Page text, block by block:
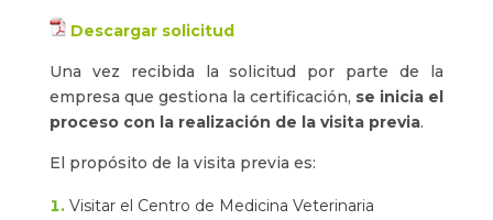
Descargar solicitud
Una vez recibida la solicitud por parte de la
empresa que gestiona la certificación, se inicia el
proceso con la realización de la visita previa.
El propósito de la visita previa es:
Visitar el Centro de Medicina Veterinaria